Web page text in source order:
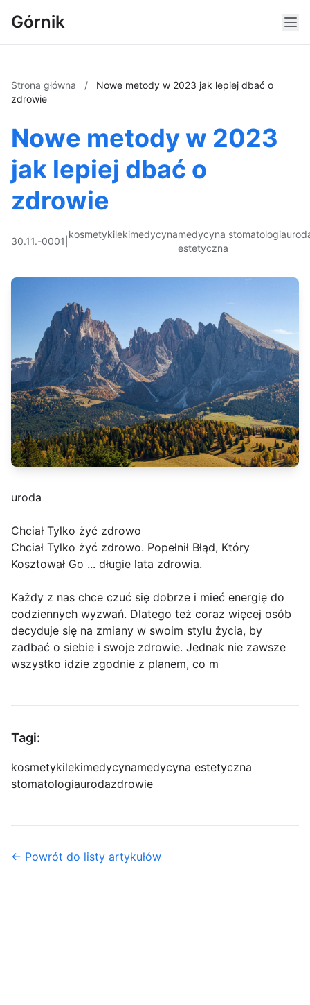
Górnik
Strona główna /
Nowe metody w 2023 jak lepiej dbać o
zdrowie
Nowe metody w 2023
jak lepiej dbać o
zdrowie
30.11.-0001
kosmetykilekimedycynamedycyna
estetyczna
stomatologia
uroda
Chciał Tylko żyć zdrowo
Chciał Tylko żyć zdrowo. Popełnił Błąd, Który
Kosztował Go ... długie lata zdrowia.
Każdy z nas chce czuć się dobrze i mieć energię do
codziennych wyzwań. Dlatego też coraz więcej osób
decyduje się na zmiany w swoim stylu życia, by
zadbać o siebie i swoje zdrowie. Jednak nie zawsze
wszystko idzie zgodnie z planem, co m
Tagi:
kosmetykilekimedycynamedycyna estetyczna
stomatologiaurodazdrowie
← Powrót do listy artykułów